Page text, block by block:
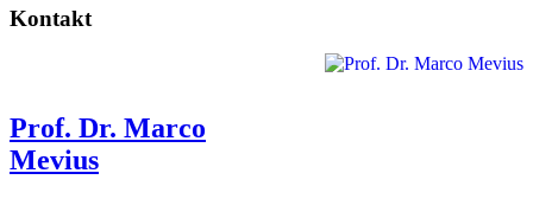
Kontakt
Prof. Dr. Marco
Mevius